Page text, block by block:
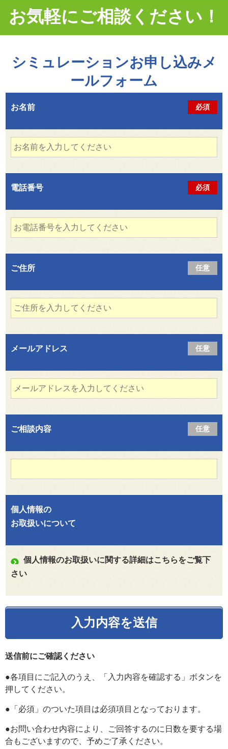
お気軽にご相談ください！
シミュレーションお申し込みメ
ールフォーム
お名前 必須
電話番号 必須
ご住所 任意
メールアドレス 任意
ご相談内容 任意
個人情報の
お取扱いについて
個人情報のお取扱いに関する詳細はこちらをご覧下
さい
送信前にご確認ください
●各項目にご記入のうえ、「入力内容を確認する」ボタンを
押してください。
●「必須」のついた項目は必須項目となっております。
●お問い合わせ内容により、ご回答するのに日数を要する場
合もございますので、予めご了承ください。